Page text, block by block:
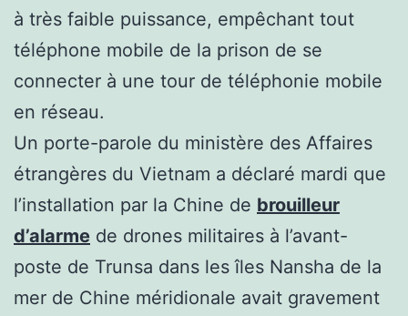
à très faible puissance, empêchant tout
téléphone mobile de la prison de se
connecter à une tour de téléphonie mobile
en réseau.
Un porte-parole du ministère des Affaires
étrangères du Vietnam a déclaré mardi que
l’installation par la Chine de brouilleur
d’alarme de drones militaires à l’avant-
poste de Trunsa dans les îles Nansha de la
mer de Chine méridionale avait gravement